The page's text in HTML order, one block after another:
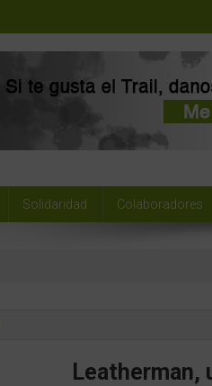
Solidaridad Colaboradores
Leatherman,